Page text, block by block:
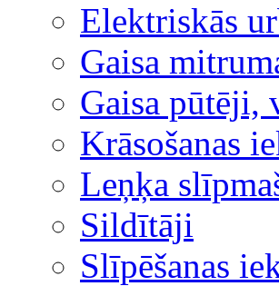
Elektriskās
Gaisa
Gaisa pūtēji,
Krāsošanas
Leņķa
Sildītāji
Slīpēšanas